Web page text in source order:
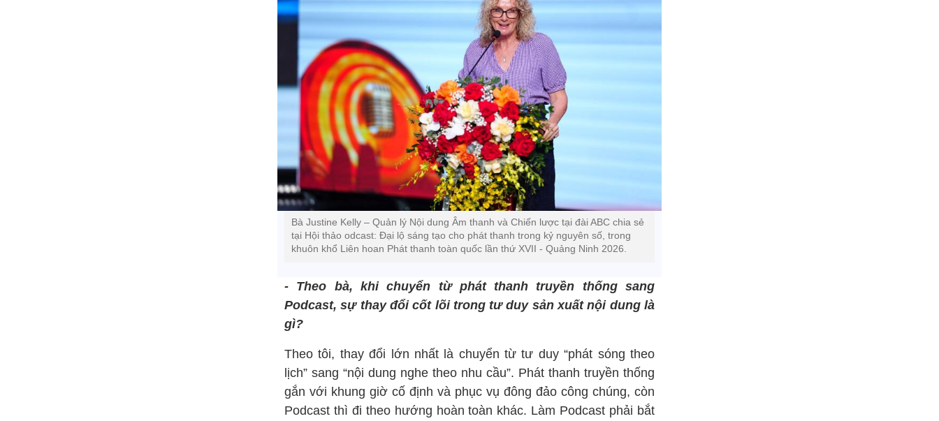
Bà Justine Kelly – Quản lý Nội dung Âm thanh và Chiến lược tại đài ABC chia sẻ
tại Hội thảo odcast: Đại lộ sáng tạo cho phát thanh trong kỷ nguyên số, trong
khuôn khổ Liên hoan Phát thanh toàn quốc lần thứ XVII - Quảng Ninh 2026.
- Theo bà, khi chuyển từ phát thanh truyền thống sang
Podcast, sự thay đổi cốt lõi trong tư duy sản xuất nội dung là
gì?
Theo tôi, thay đổi lớn nhất là chuyển từ tư duy “phát sóng theo
lịch” sang “nội dung nghe theo nhu cầu”. Phát thanh truyền thống
gắn với khung giờ cố định và phục vụ đông đảo công chúng, còn
Podcast thì đi theo hướng hoàn toàn khác. Làm Podcast phải bắt